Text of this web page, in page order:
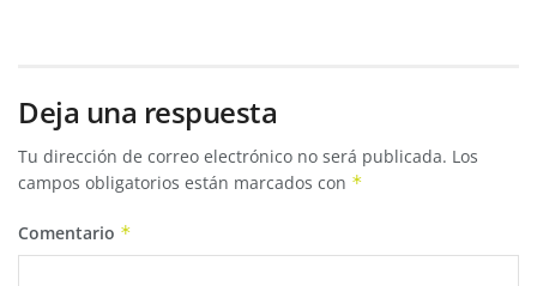
Deja una respuesta
Tu dirección de correo electrónico no será publicada. Los
campos obligatorios están marcados con *
Comentario *